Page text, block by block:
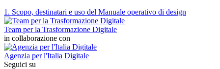
1. Scopo, destinatari e uso del Manuale operativo di design
Team per la Trasformazione Digitale
in collaborazione con
Agenzia per l'Italia Digitale
Seguici su